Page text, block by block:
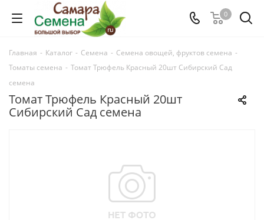
0
Главная - Каталог - Семена - Семена овощей, фруктов семена -
Томаты семена - Томат Трюфель Красный 20шт Сибирский Сад
семена
Томат Трюфель Красный 20шт
Сибирский Сад семена